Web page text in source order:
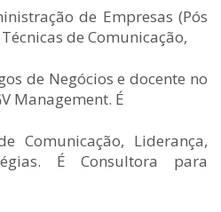
de Empresas (Pós
de Comunicação,
de Negócios e docente no
Management. É
Comunicação, Liderança,
É Consultora para